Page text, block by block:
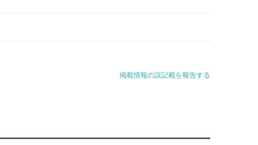
掲載情報の誤記載を報告する